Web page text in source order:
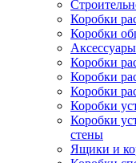
Коробки
Коробки
Коробки
Коробки
Коробки
Коробки
Коробки
стены
Ящики и